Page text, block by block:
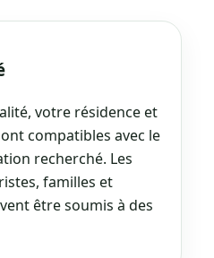
votre résidence et
compatibles avec le
recherché. Les
familles et
être soumis à des